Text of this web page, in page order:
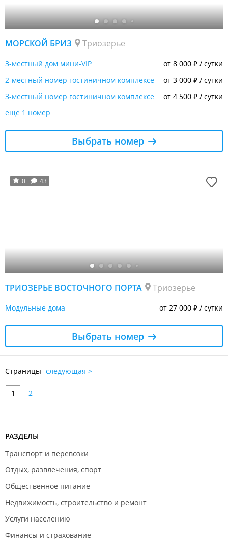
МОРСКОЙ БРИЗ Триозерье
3-местный дом мини-VIP от 8 000 ₽ / сутки
2-местный номер гостиничном комплексе
от 3 000 ₽ / сутки
3-местный номер гостиничном комплексе
от 4 500 ₽ / сутки
еще 1 номер
Выбрать номер
0 43
ТРИОЗЕРЬЕ ВОСТОЧНОГО ПОРТА Триозерье
Модульные дома от 27 000 ₽ / сутки
Выбрать номер
Страницы следующая >
1 2
РАЗДЕЛЫ
Транспорт и перевозки
Отдых, развлечения, спорт
Общественное питание
Недвижимость, строительство и ремонт
Услуги населению
Финансы и страхование